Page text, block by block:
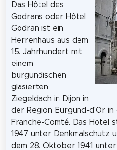
Das Hôtel des
Godrans oder Hôtel
Godran ist ein
Herrenhaus aus dem
15. Jahrhundert mit
einem
burgundischen
glasierten
Ziegeldach in Dijon in
der Region Burgund-d'Or in
Franche-Comté. Das Hotel
1947 unter Denkmalschutz
dem 28. Oktober 1941